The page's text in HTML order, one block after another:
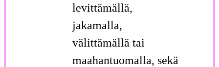
levittämällä,
jakamalla,
välittämällä tai
maahantuomalla, sekä